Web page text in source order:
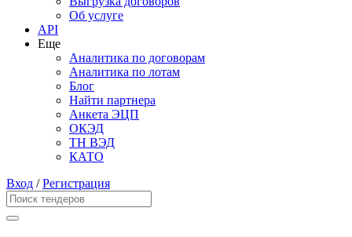
Об услуге
API
Еще
Аналитика по договорам
Аналитика по лотам
Блог
Найти партнера
Анкета ЭЦП
ОКЭД
ТН ВЭД
КАТО
Вход /Регистрация